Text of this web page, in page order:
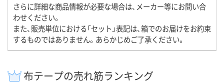
さらに詳細な商品情報が必要な場合は、メーカー等にお問い合
わせください。
また、販売単位における「セット」表記は、箱でのお届けをお約束
するものではありません。あらかじめご了承ください。
布テープの売れ筋ランキング